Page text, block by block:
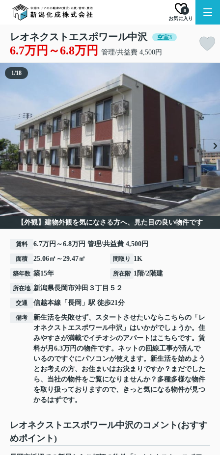
お気に入り
0
レオネクストエスポワール中沢 空室3
6.7万円～6.8万円 管理/共益費 4,500円
【外観】建物外観を気になさる方へ、見た目の良い物件です
1/18
賃料 6.7万円～6.8万円 管理/共益費 4,500円
面積 25.06㎡～29.47㎡ 間取り 1K
築年数 築15年 所在階 1階/2階建
所在地 新潟県長岡市沖田 ３丁目５２
交通 信越本線 「 長岡 」駅 徒歩21分
備考
新生活を失敗せず、スタートさせたいならこちらの「レ
オネクストエスポワール中沢」はいかがでしょうか。住
みやすさが満載でイチオシのアパートはこちらです。賃
料が月6.3万円の物件です。ネットの回線工事が済んで
いるのですぐにパソコンが使えます。新生活を始めよう
とお考えの方、お住まいはお決まりですか？まだでした
ら、当社の物件をご覧になりませんか？多種多様な物件
を取り扱っておりますので、きっと気になる物件が見つ
かるはずです。
レオネクストエスポワール中沢のコメント(おすす
めポイント)